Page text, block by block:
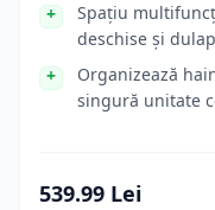
Spațiu
deschise și
Organizează
singură unitate
539.99 Lei